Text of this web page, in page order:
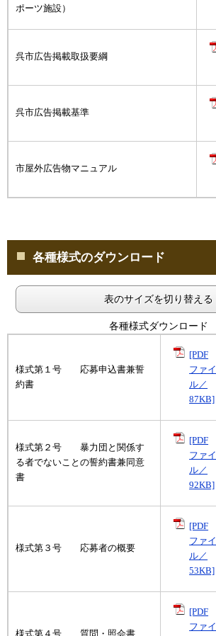
ポーツ施設）
呉市広告掲載取扱要綱
呉市広告掲載基準
市屋外広告物マニュアル
各種様式のダウンロード
表のサイズを切り替える
各種様式ダウンロード
様式第１号 応募申込書兼誓
約書
[PDF
ファイ
ル／
87KB]
様式第２号 暴力団と関係す
る者でないことの誓約書兼同意
書
[PDF
ファイ
ル／
92KB]
様式第３号 応募者の概要
[PDF
ファイ
ル／
53KB]
様式第４号 質問・照会書
[PDF
ファイ